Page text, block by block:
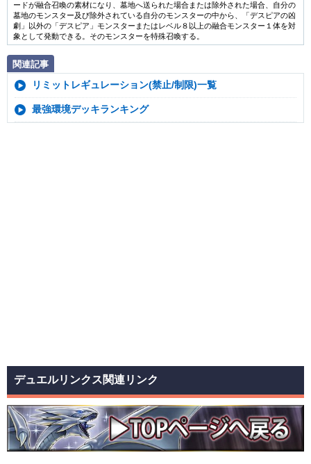
ードが融合召喚の素材になり、墓地へ送られた場合または除外された場合、自分の
墓地のモンスター及び除外されている自分のモンスターの中から、「デスピアの凶
劇」以外の「デスピア」モンスターまたはレベル８以上の融合モンスター１体を対
象として発動できる。そのモンスターを特殊召喚する。
関連記事
リミットレギュレーション(禁止/制限)一覧
最強環境デッキランキング
デュエルリンクス関連リンク